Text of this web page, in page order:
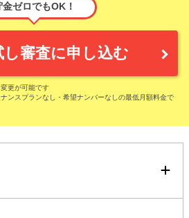
金ゼロでもOK！
し審査に申し込む
更が可能です
ンスプランなし・希望ナンバーなしの最低月額料金で